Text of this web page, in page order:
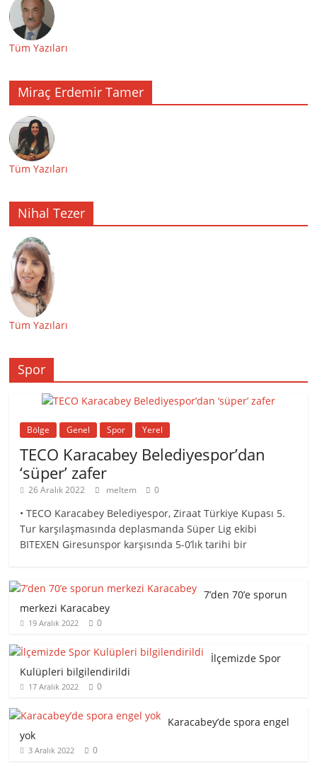
Tüm Yazıları
Miraç Erdemir Tamer
Tüm Yazıları
Nihal Tezer
Tüm Yazıları
Spor
Bölge Genel Spor Yerel
TECO Karacabey Belediyespor’dan
‘süper’ zafer
26 Aralık 2022 meltem 0
• TECO Karacabey Belediyespor, Ziraat Türkiye Kupası 5.
Tur karşılaşmasında deplasmanda Süper Lig ekibi
BITEXEN Giresunspor karşısında 5-0’lık tarihi bir
7’den 70’e sporun
merkezi Karacabey
19 Aralık 2022 0
İlçemizde Spor
Kulüpleri bilgilendirildi
17 Aralık 2022 0
Karacabey’de spora engel
yok
3 Aralık 2022 0